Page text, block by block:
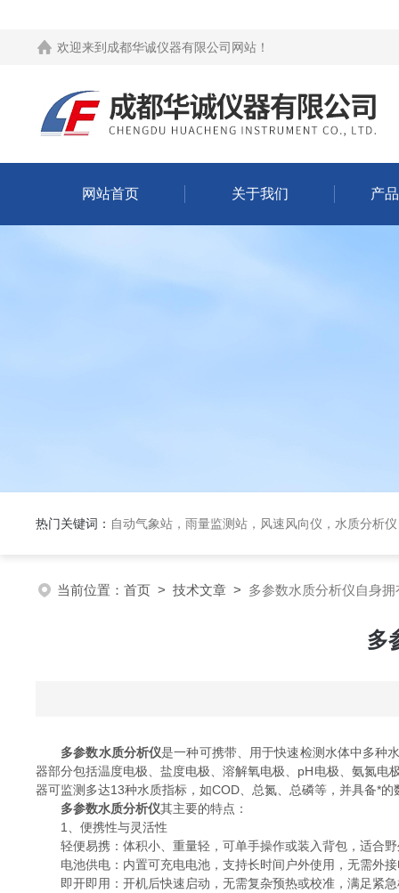
欢迎来到 成都华诚仪器有限公司网站 ！
网站首页 关于我们 产
热门关键词： 自动气象站，雨量监测站，风速风向仪，水质分析
当前位置： 首页 > 技术文章 > 多参数水质分析仪自身
多
多参数水质分析仪是一种可携带、用于快速检测水体中多种
器部分包括温度电极、盐度电极、溶解氧电极、pH电极、氨氮
器可监测多达13种水质指标，如COD、总氮、总磷等，并具备*
多参数水质分析仪其主要的特点：
1、便携性与灵活性
轻便易携：体积小、重量轻，可单手操作或装入背包，适合野
电池供电：内置可充电电池，支持长时间户外使用，无需外接
即开即用：开机后快速启动，无需复杂预热或校准，满足紧急